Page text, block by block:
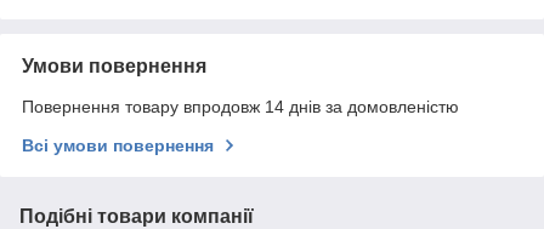
Умови повернення
Повернення товару впродовж 14 днів за домовленістю
Всі умови повернення
Подібні товари компанії